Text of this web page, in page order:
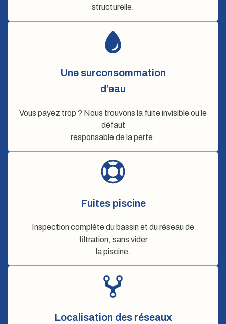
structurelle.
Une surconsommation
d’eau
Vous payez trop ? Nous trouvons la fuite invisible ou le
défaut
responsable de la perte.
Fuites piscine
Inspection complète du bassin et du réseau de
filtration, sans vider
la piscine.
Localisation des réseaux